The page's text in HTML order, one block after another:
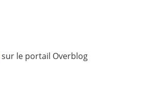
sur le portail Overblog